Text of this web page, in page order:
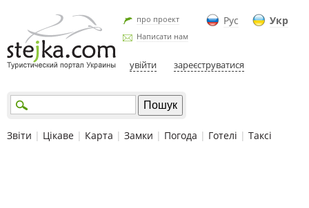
Рус Укр
про проект
Написати нам
увійти зареєструватися
Звіти | Цікаве | Карта | Замки | Погода | Готелі | Таксі